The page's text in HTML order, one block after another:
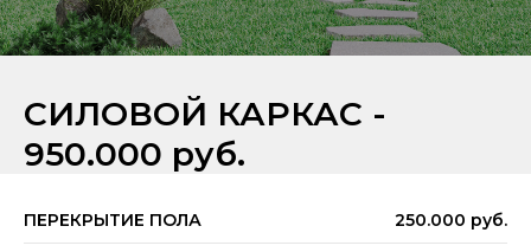
СИЛОВОЙ КАРКАС -
950.000 руб.
ПЕРЕКРЫТИЕ ПОЛА 250.000 руб.